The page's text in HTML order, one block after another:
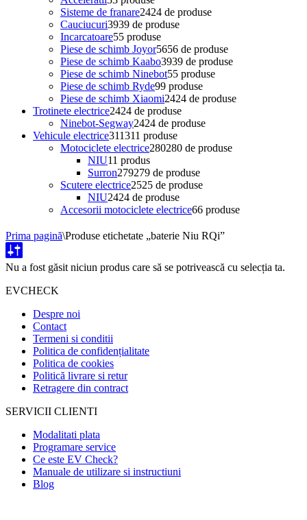
Sisteme de franare2424 de produse
Cauciucuri3939 de produse
Incarcatoare55 produse
Piese de schimb Joyor5656 de produse
Piese de schimb Kaabo3939 de produse
Piese de schimb Ninebot55 produse
Piese de schimb Ryde99 produse
Piese de schimb Xiaomi2424 de produse
Trotinete electrice2424 de produse
Ninebot-Segway2424 de produse
Vehicule electrice311311 produse
Motociclete electrice280280 de produse
NIU11 produs
Surron279279 de produse
Scutere electrice2525 de produse
NIU2424 de produse
Accesorii motociclete electrice66 produse
Prima pagină\Produse etichetate „baterie Niu RQi”
Nu a fost găsit niciun produs care să se potrivească cu selecția ta.
EVCHECK
Despre noi
Contact
Termeni si conditii
Politica de confidențialitate
Politica de cookies
Politică livrare si retur
Retragere din contract
SERVICII CLIENTI
Modalitati plata
Programare service
Ce este EV Check?
Manuale de utilizare si instructiuni
Blog